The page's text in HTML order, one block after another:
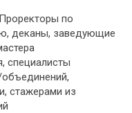
Проректоры по
деканы, заведующие
специалисты
стажерами из